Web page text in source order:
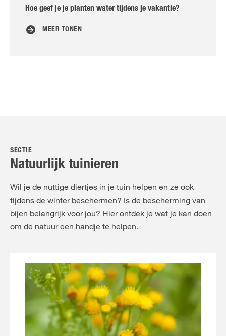
Hoe geef je je planten water tijdens je vakantie?
MEER TONEN
SECTIE
Natuurlijk tuinieren
Wil je de nuttige diertjes in je tuin helpen en ze ook
tijdens de winter beschermen? Is de bescherming van
bijen belangrijk voor jou? Hier ontdek je wat je kan doen
om de natuur een handje te helpen.